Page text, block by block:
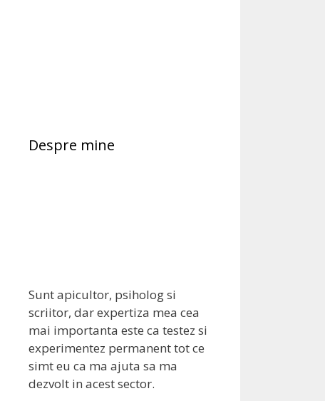
Despre mine
Sunt apicultor, psiholog si
scriitor, dar expertiza mea cea
mai importanta este ca testez si
experimentez permanent tot ce
simt eu ca ma ajuta sa ma
dezvolt in acest sector.